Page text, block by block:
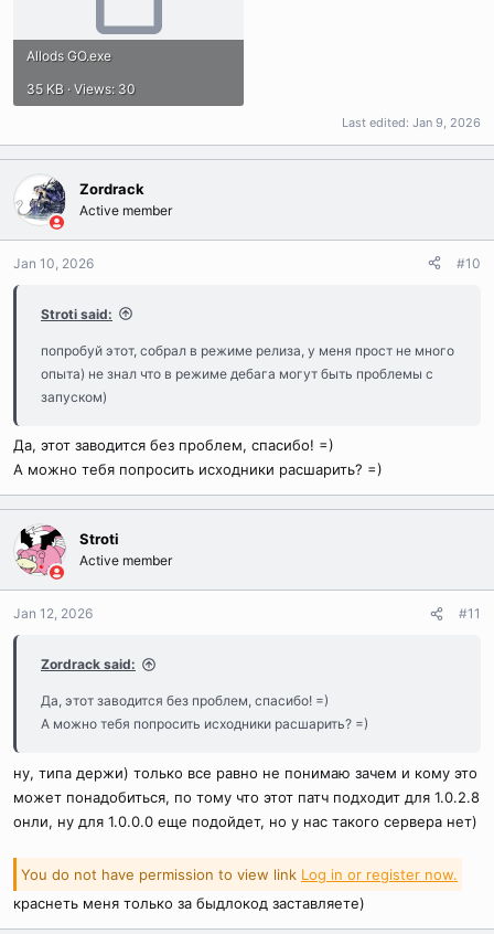
Allods GO.exe
35 KB · Views: 30
Last edited: Jan 9, 2026
Zordrack
Active member
Jan 10, 2026 #10
Stroti said:
попробуй этот, собрал в режиме релиза, у меня прост не много
опыта) не знал что в режиме дебага могут быть проблемы с
запуском)
Да, этот заводится без проблем, спасибо! =)
А можно тебя попросить исходники расшарить? =)
Stroti
Active member
Jan 12, 2026 #11
Zordrack said:
Да, этот заводится без проблем, спасибо! =)
А можно тебя попросить исходники расшарить? =)
ну, типа держи) только все равно не понимаю зачем и кому это
может понадобиться, по тому что этот патч подходит для 1.0.2.8
онли, ну для 1.0.0.0 еще подойдет, но у нас такого сервера нет)
You do not have permission to view link Log in or register now.
краснеть меня только за быдлокод заставляете)